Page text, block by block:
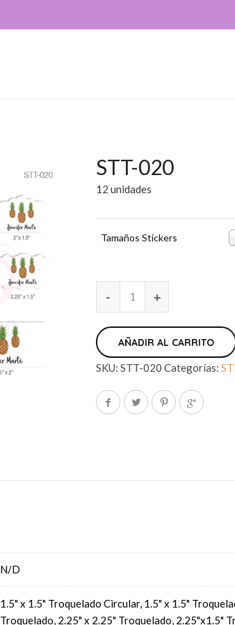
STT-020
12 unidades
Tamaños Stickers
AÑADIR AL CARRITO
SKU:STT-020 Categorías:
N/D
1.5" x 1.5" Troquelado Circular, 1.5" x 1.5"
Troquelado, 2.25" x 2.25" Troquelado, 2.25"x1.5"